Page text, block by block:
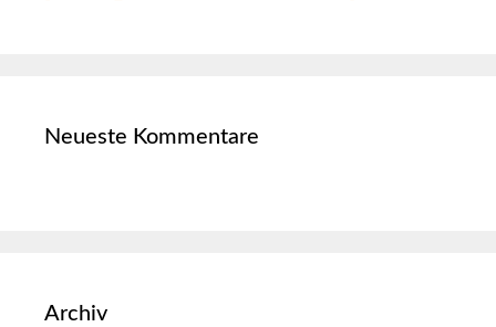
Neueste Kommentare
Archiv